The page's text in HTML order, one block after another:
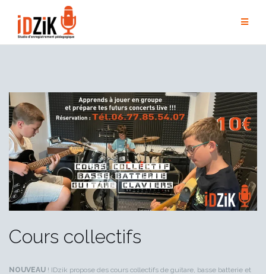
Cours collectifs
NOUVEAU ! IDzik propose des cours collectifs de guitare, basse batterie et